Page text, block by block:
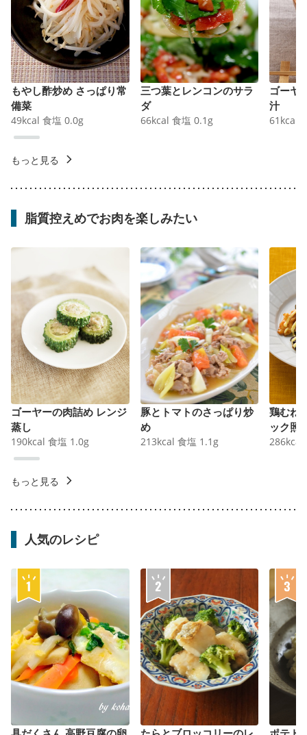
もやし酢炒め さっぱり常
備菜
49kcal 食塩 0.0g
三つ葉とレンコンのサラ
ダ
66kcal 食塩 0.1 g
ゴーヤ
汁
61 kcal
もっと見る
脂質控えめでお肉を楽しみたい
ゴーヤーの肉詰め レンジ
蒸し
190kcal 食塩 1.0g
豚とトマトのさっぱり炒
め
213kcal 食塩 1.1 g
鶏むね
ック照
286kcal
もっと見る
人気のレシピ